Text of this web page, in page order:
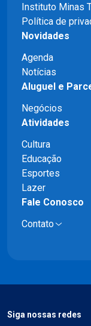
Instituto Minas
Política de
Novidades
Agenda
Notícias
Aluguel e
Negócios
Atividades
Cultura
Educação
Esportes
Lazer
Fale Conosco
Contato
Siga nossas redes